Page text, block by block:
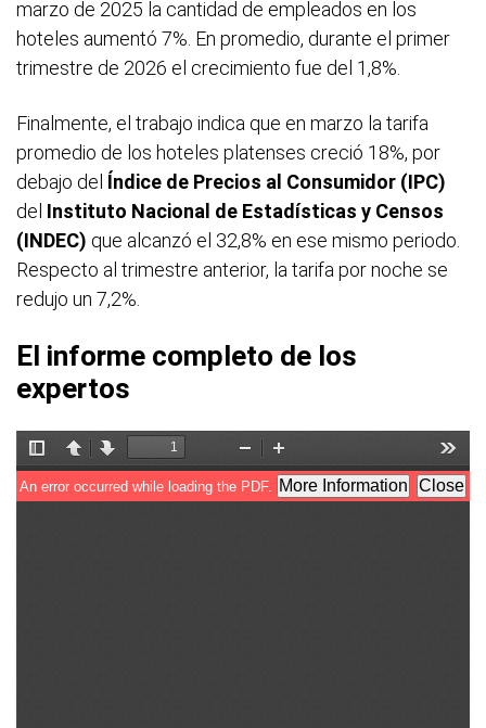
marzo de 2025 la cantidad de empleados en los
hoteles aumentó 7%. En promedio, durante el primer
trimestre de 2026 el crecimiento fue del 1,8%.
Finalmente, el trabajo indica que en marzo la tarifa
promedio de los hoteles platenses creció 18%, por
debajo del Índice de Precios al Consumidor (IPC)
del Instituto Nacional de Estadísticas y Censos
(INDEC) que alcanzó el 32,8% en ese mismo periodo.
Respecto al trimestre anterior, la tarifa por noche se
redujo un 7,2%.
El informe completo de los
expertos